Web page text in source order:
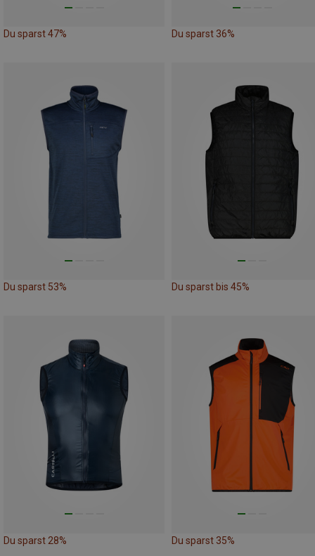
Du sparst 47% Du sparst 36%
Du sparst 53% Du sparst bis 45%
Du sparst 28% Du sparst 35%